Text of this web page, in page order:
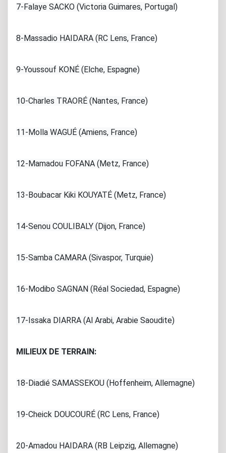
7-Falaye SACKO (Victoria Guimares, Portugal)
8-Massadio HAIDARA (RC Lens, France)
9-Youssouf KONÉ (Elche, Espagne)
10-Charles TRAORÉ (Nantes, France)
11-Molla WAGUÉ (Amiens, France)
12-Mamadou FOFANA (Metz, France)
13-Boubacar Kiki KOUYATÉ (Metz, France)
14-Senou COULIBALY (Dijon, France)
15-Samba CAMARA (Sivaspor, Turquie)
16-Modibo SAGNAN (Réal Sociedad, Espagne)
17-Issaka DIARRA (Al Arabi, Arabie Saoudite)
MILIEUX DE TERRAIN:
18-Diadié SAMASSEKOU (Hoffenheim, Allemagne)
19-Cheick DOUCOURÉ (RC Lens, France)
20-Amadou HAIDARA (RB Leipzig, Allemagne)